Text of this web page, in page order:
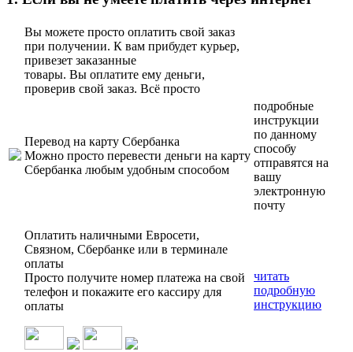
Вы можете просто оплатить свой заказ
при получении. К вам прибудет курьер,
привезет заказанные
товары. Вы оплатите ему деньги,
проверив свой заказ. Всё просто
Перевод на карту Сбербанка
Можно просто перевести деньги на карту
Сбербанка любым удобным способом
подробные
инструкции
по данному
способу
отправятся на
вашу
электронную
почту
Оплатить наличными Евросети,
Связном, Сбербанке или в терминале
оплаты
Просто получите номер платежа на свой
телефон и покажите его кассиру для
оплаты
читать
подробную
инструкцию